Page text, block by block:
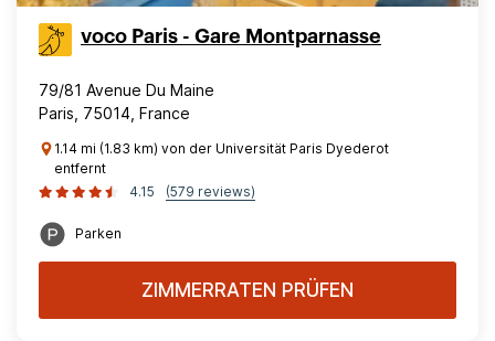
voco Paris - Gare Montparnasse
79/81 Avenue Du Maine
Paris, 75014, France
1.14 mi (1.83 km) von der Universität Paris Dyederot
entfernt
4.15
(579 reviews)
Parken
ZIMMERRATEN PRÜFEN